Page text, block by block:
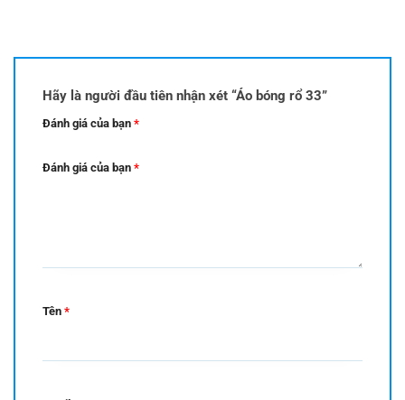
Hãy là người đầu tiên nhận xét “Áo bóng rổ 33”
Đánh giá của bạn *
Đánh giá của bạn *
Tên *